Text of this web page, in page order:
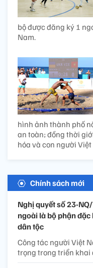
bộ được đăng ký 1
Nam.
hình ảnh thành phố
an toàn; đồng thời
hóa và con người
Chính sách mới
Nghị quyết số 23-
ngoài là bộ phận
dân tộc
Công tác người Việt
trọng trong triển khai